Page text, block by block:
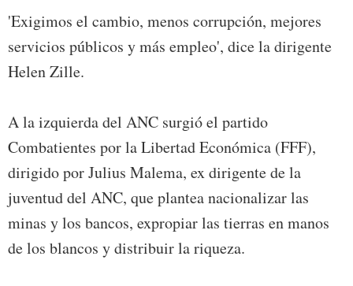
'Exigimos el cambio, menos corrupción, mejores
servicios públicos y más empleo', dice la dirigente
Helen Zille.
A la izquierda del ANC surgió el partido
Combatientes por la Libertad Económica (FFF),
dirigido por Julius Malema, ex dirigente de la
juventud del ANC, que plantea nacionalizar las
minas y los bancos, expropiar las tierras en manos
de los blancos y distribuir la riqueza.